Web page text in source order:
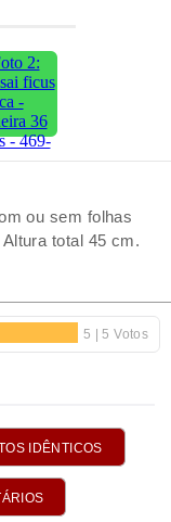
ou sem folhas
total 45 cm.
IDÊNTICOS